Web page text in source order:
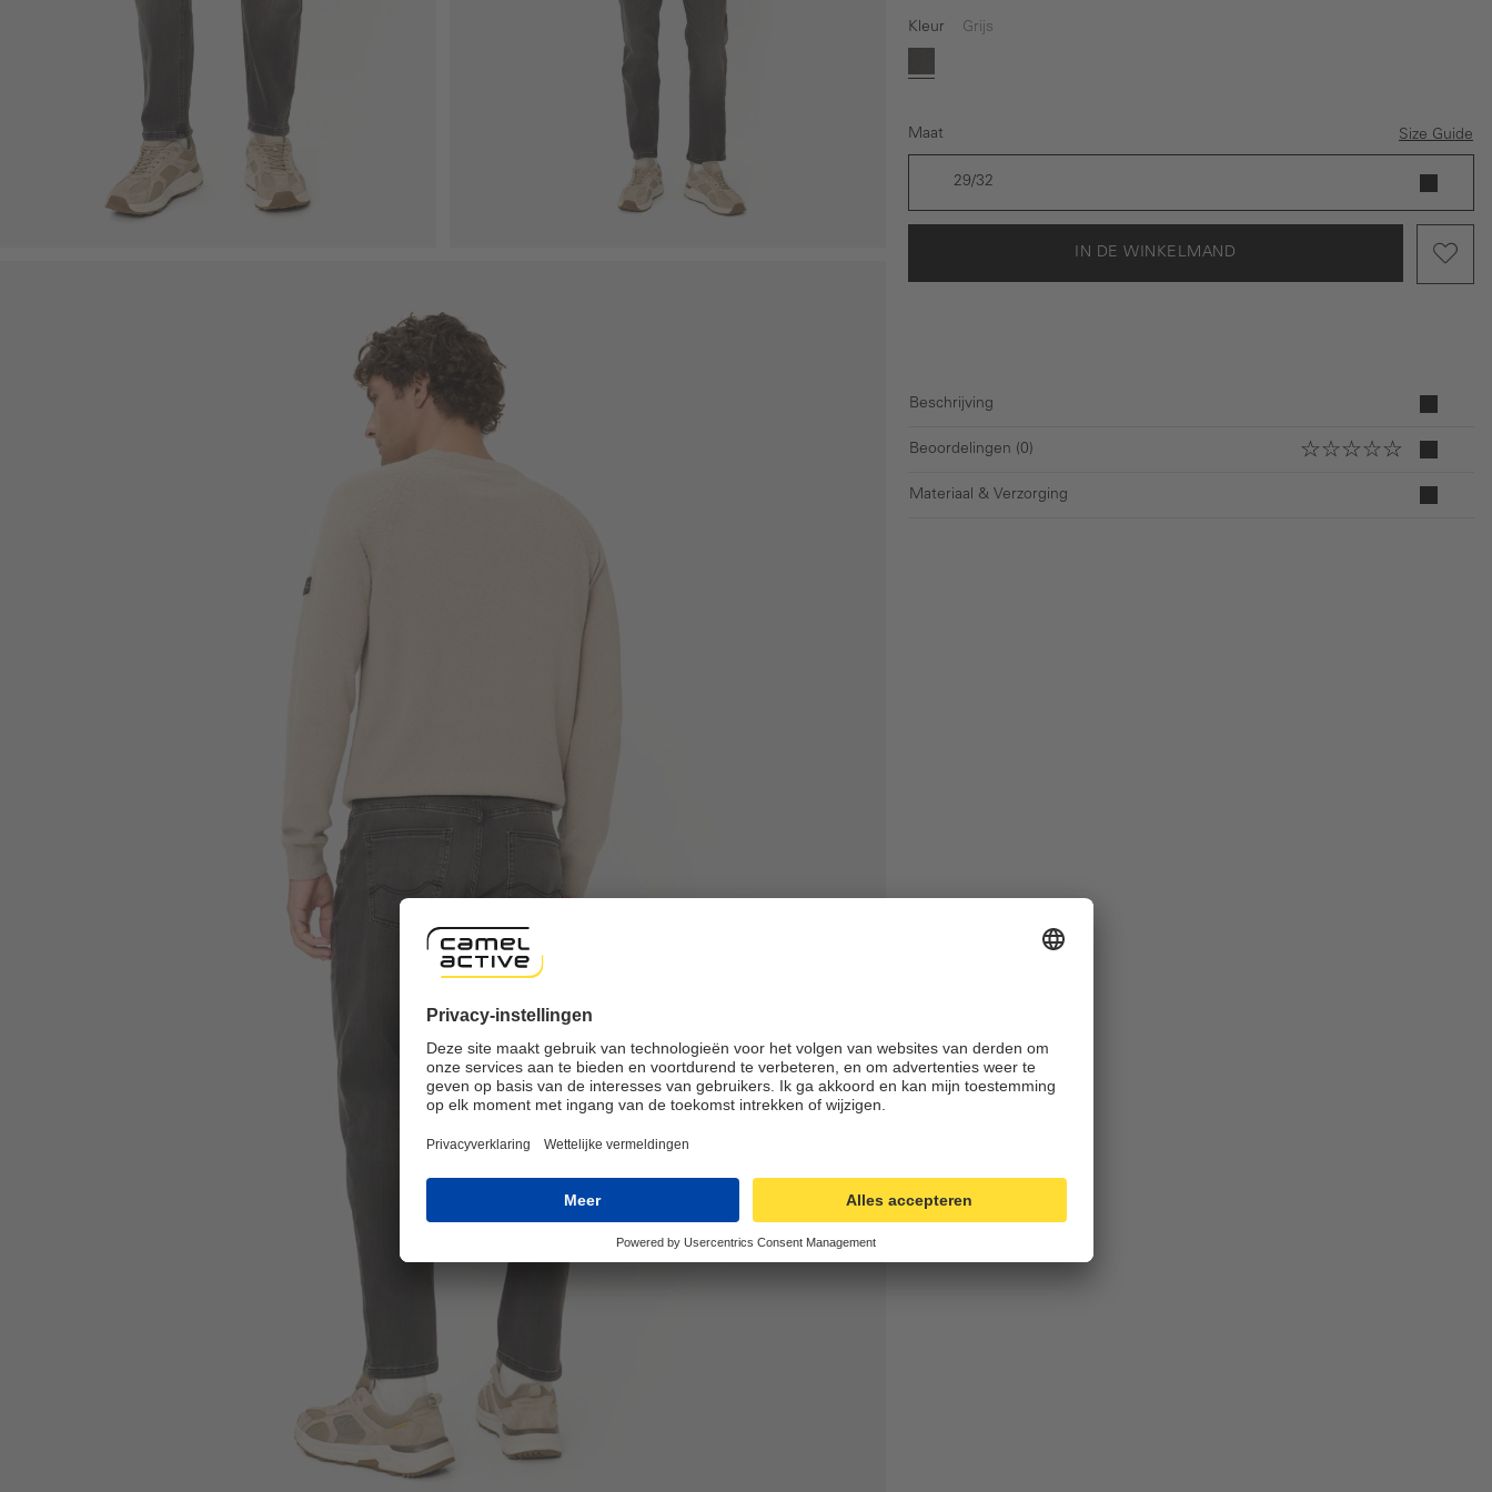
Kleur Grijs
Grijs
Maat Size Guide
29/32
IN DE WINKELMAND
Beschrijving
Beoordelingen (0)
Materiaal & Verzorging